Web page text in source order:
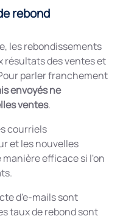
rebond
les rebondissements
des ventes et
parler franchement
envoyés ne
ventes.
courriels
et les nouvelles
efficace si l'on
d'e-mails sont
taux de rebond sont